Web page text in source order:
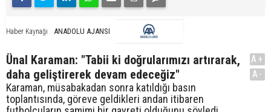
Haber Kaynağı ANADOLU AJANSI
Ünal Karaman: "Tabii ki doğrularımızı artırarak,
daha geliştirerek devam edeceğiz"
Karaman, müsabakadan sonra katıldığı basın
toplantısında, göreve geldikleri andan itibaren
A+
A-